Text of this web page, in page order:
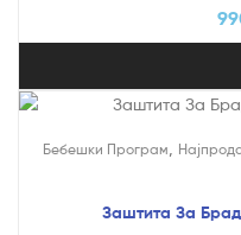
Бебешки Програм
Заштита За